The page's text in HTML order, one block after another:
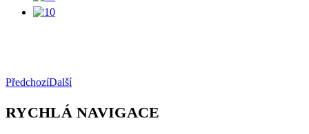
PředchozíDalší
RYCHLÁ NAVIGACE